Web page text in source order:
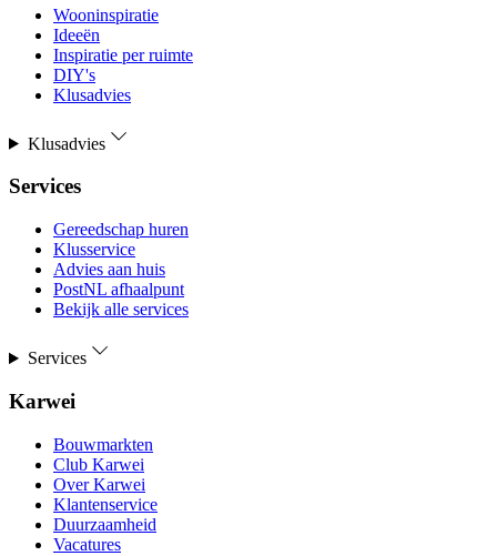
Wooninspiratie
Ideeën
Inspiratie per ruimte
DIY's
Klusadvies
Klusadvies
Services
Gereedschap huren
Klusservice
Advies aan huis
PostNL afhaalpunt
Bekijk alle services
Services
Karwei
Bouwmarkten
Club Karwei
Over Karwei
Klantenservice
Duurzaamheid
Vacatures